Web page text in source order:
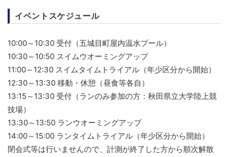
イベントスケジュール
10:00～10:30 受付（五城目町屋内温水プール）
10:30～10:50 スイムウオーミングアップ
11:00～12:30 スイムタイムトライアル（年少区分から開始）
12:30～13:30 移動・休憩（昼食等各自）
13:15～13:30 受付（ランのみ参加の方：秋田県立大学陸上競
技場）
13:30～13:50 ランウオーミングアップ
14:00～15:00 ランタイムトライアル（年少区分から開始）
閉会式等は行いませんので、計測が終了した方から順次解散